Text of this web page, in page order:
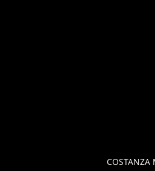
COSTANZA